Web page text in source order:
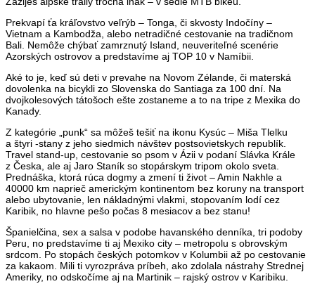
Prekvapí ťa kráľovstvo veľrýb – Tonga, či skvosty Indočíny –
Vietnam a Kambodža, alebo netradičné cestovanie na tradičnom
Bali. Nemôže chýbať zamrznutý Island, neuveriteľné scenérie
Azorských ostrovov a predstavíme aj TOP 10 v Namíbii.
Aké to je, keď sú deti v prevahe na Novom Zélande, či materská
dovolenka na bicykli zo Slovenska do Santiaga za 100 dní. Na
dvojkolesových tátošoch ešte zostaneme a to na tripe z Mexika do
Kanady.
Z kategórie „punk“ sa môžeš tešiť na ikonu Kysúc – Miša Tlelku
a štyri -stany z jeho siedmich návštev postsovietskych republík.
Travel stand-up, cestovanie so psom v Ázii v podaní Slávka Krále
z Česka, ale aj Jaro Staník so stopárskym tripom okolo sveta.
Prednáška, ktorá rúca dogmy a zmení ti život – Amin Nakhle a
40000 km naprieč americkým kontinentom bez koruny na transport
alebo ubytovanie, len nákladnými vlakmi, stopovaním lodí cez
Karibik, no hlavne pešo počas 8 mesiacov a bez stanu!
Španielčina, sex a salsa v podobe havanského denníka, tri podoby
Peru, no predstavíme ti aj Mexiko city – metropolu s obrovským
srdcom. Po stopách českých potomkov v Kolumbii až po cestovanie
za kakaom. Mili ti vyrozpráva príbeh, ako zdolala nástrahy Strednej
Ameriky, no odskočíme aj na Martinik – rajský ostrov v Karibiku.